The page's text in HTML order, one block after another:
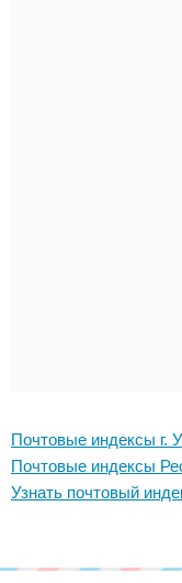
Почтовые индексы г.
Почтовые индексы
Узнать почтовый